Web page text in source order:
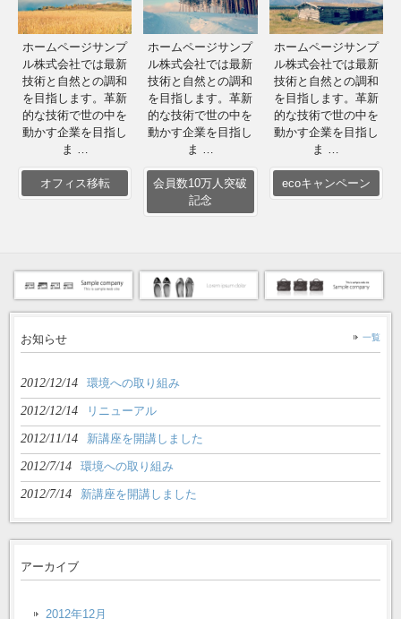
ホームページサンプ
ル株式会社では最新
技術と自然との調和
を目指します。革新
的な技術で世の中を
動かす企業を目指し
ま …
オフィス移転
ホームページサンプ
ル株式会社では最新
技術と自然との調和
を目指します。革新
的な技術で世の中を
動かす企業を目指し
ま …
会員数10万人突破
記念
ホームページサンプ
ル株式会社では最新
技術と自然との調和
を目指します。革新
的な技術で世の中を
動かす企業を目指し
ま …
ecoキャンペーン
お知らせ 一覧
2012/12/14 環境への取り組み
2012/12/14 リニューアル
2012/11/14 新講座を開講しました
2012/7/14 環境への取り組み
2012/7/14 新講座を開講しました
アーカイブ
2012年12月